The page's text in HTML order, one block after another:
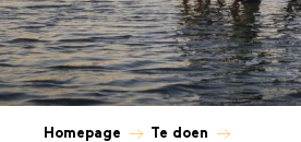
Homepage
Te doen